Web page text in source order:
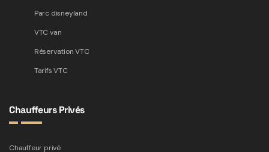
Parc disneyland
VTC van
Réservation VTC
Tarifs VTC
Chauffeurs Privés
Chauffeur privé